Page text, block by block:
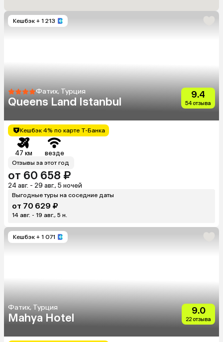
Кешбэк + 1 213
Фатих, Турция
Queens Land Istanbul
9.4
54 отзыва
Кешбэк 4% по карте Т-Банка
47 км везде
Отзывы за этот год
от 60 658 ₽
24 авг. - 29 авг., 5 ночей
Выгодные туры на соседние даты
от 70 629 ₽
14 авг. - 19 авг., 5 н.
Кешбэк + 1 071
Фатих, Турция
Mahya Hotel
9.0
22 отзыва